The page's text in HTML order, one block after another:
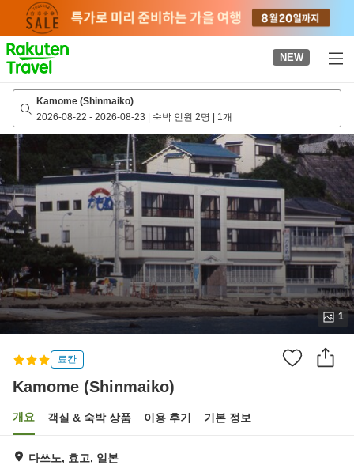
page
NEW
Kamome (Shinmaiko)
2026-08-22 - 2026-08-23 | 숙박 인원 2명 | 1개
1
료칸
Kamome (Shinmaiko)
개요 객실 & 숙박 상품 이용 후기 기본 정보
다쓰노, 효고, 일본